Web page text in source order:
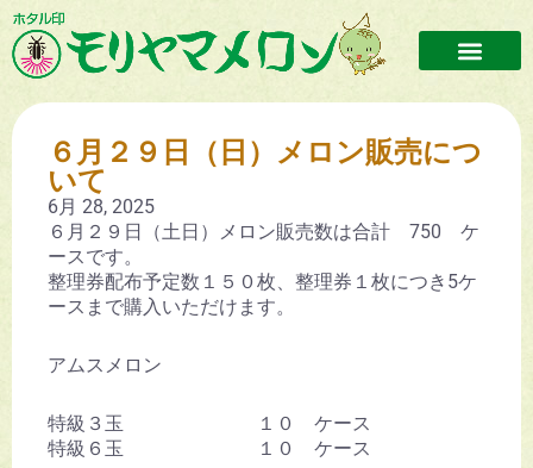
６月２９日（日）メロン販売につ
いて
6月 28, 2025
６月２９日（土日）メロン販売数は合計 750 ケ
ースです。
整理券配布予定数１５０枚、整理券１枚につき5ケ
ースまで購入いただけます。
アムスメロン
特級３玉 １０ ケース
特級６玉 １０ ケース